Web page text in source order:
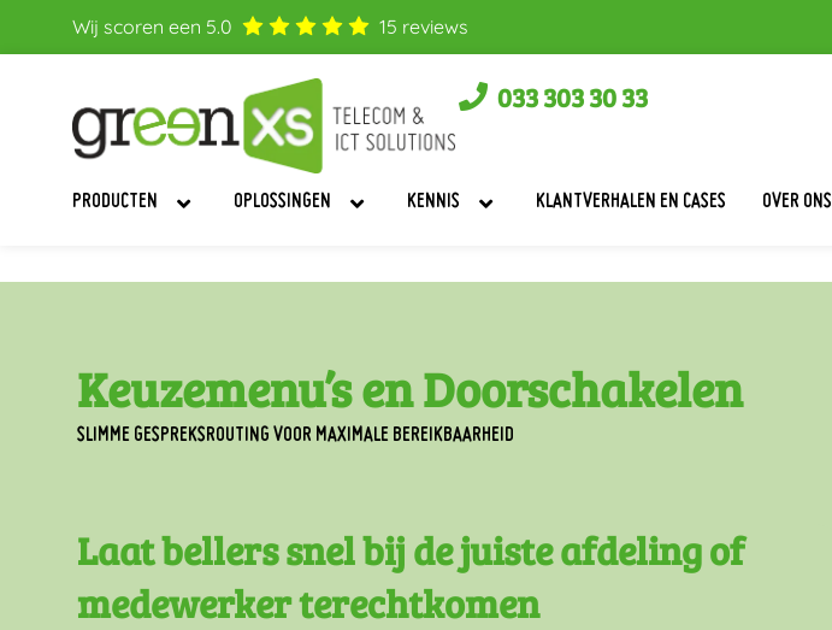
Wij scoren een 5.0 15 reviews
033 303 30 33
PRODUCTEN OPLOSSINGEN KENNIS KLANTVERHALEN EN CASES OVER ONS
Keuzemenu’s en Doorschakelen
SLIMME GESPREKSROUTING VOOR MAXIMALE BEREIKBAARHEID
Laat bellers snel bij de juiste afdeling of
medewerker terechtkomen